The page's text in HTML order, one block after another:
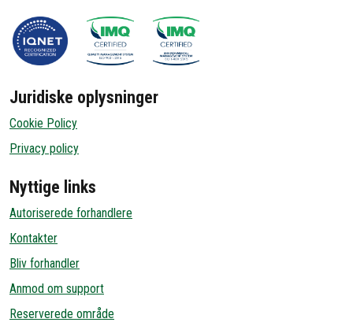
Juridiske oplysninger
Cookie Policy
Privacy policy
Nyttige links
Autoriserede forhandlere
Kontakter
Bliv forhandler
Anmod om support
Reserverede område